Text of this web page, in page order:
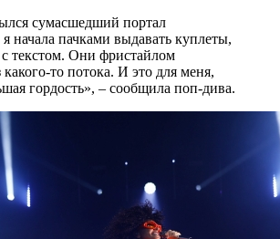
сумасшедший портал
начала пачками выдавать куплеты,
текстом. Они фристайлом
то потока. И это для меня,
гордость», – сообщила поп-дива.